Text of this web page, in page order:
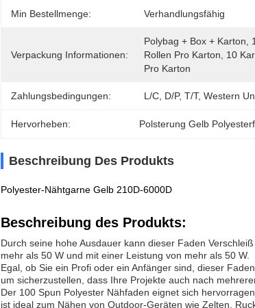
Min Bestellmenge: Verhandlungsfähig
Verpackung Informationen:
Polybag + Box + Karton,
Rollen Pro Karton, 10
Pro Karton
Zahlungsbedingungen: L/C, D/P, T/T, Western
Hervorheben: Polsterung Gelb
Beschreibung Des Produkts
Polyester-Nähtgarne Gelb 210D-6000D
Beschreibung des Produkts:
Durch seine hohe Ausdauer kann dieser Faden
mehr als 50 W und mit einer Leistung von mehr als 50 W.
Egal, ob Sie ein Profi oder ein Anfänger sind, dieser
um sicherzustellen, dass Ihre Projekte auch nach
Der 100 Spun Polyester Nähfaden eignet sich
ist ideal zum Nähen von Outdoor-Geräten wie Zelten,